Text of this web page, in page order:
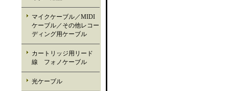
マイクケーブル／MIDI
ケーブル／その他レコー
ディング用ケーブル
カートリッジ用リード
線 フォノケーブル
光ケーブル